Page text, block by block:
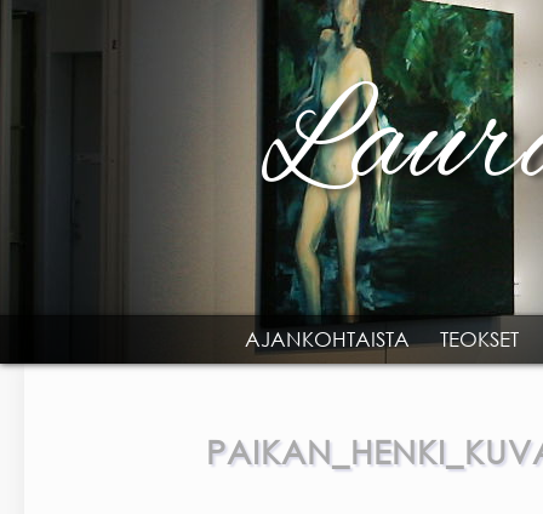
Skip to main content
MAIN MENU
AJANKOHTAISTA TEOKSET